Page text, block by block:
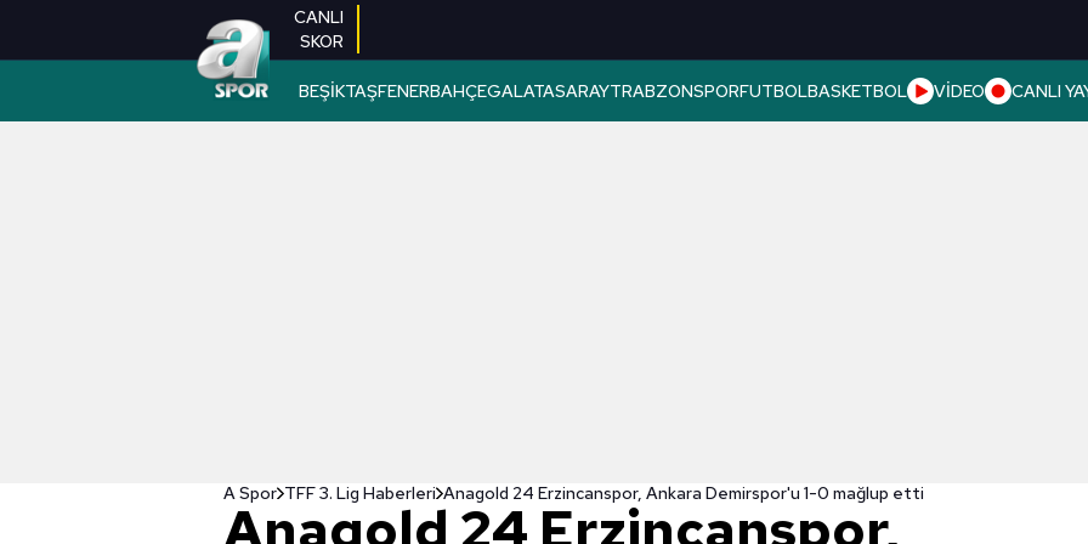
CANLI
SKOR
BEŞİKTAŞFENERBAHÇEGALATASARAYTRABZONSPORFUTBOLBASKETBOL VİDEO CANLI
A Spor TFF 3. Lig Haberleri Anagold 24 Erzincanspor, Ankara Demirspor'u 1-0 mağlup etti
Anagold 24 Erzincanspor,